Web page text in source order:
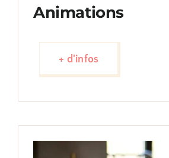
Animations
+ d'infos